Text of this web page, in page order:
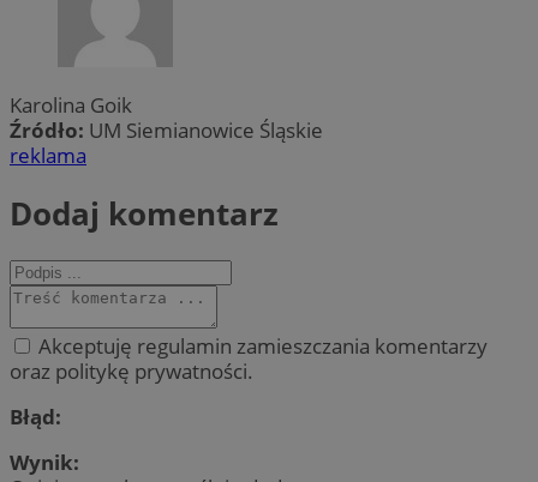
Karolina Goik
Źródło: UM Siemianowice Śląskie
reklama
Dodaj komentarz
Akceptuję regulamin zamieszczania komentarzy
oraz politykę prywatności.
Błąd:
Wynik: